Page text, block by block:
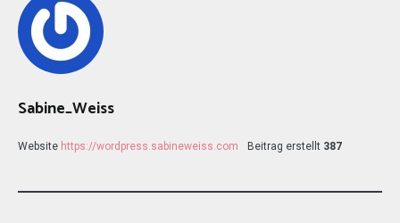
Sabine_Weiss
Website https://wordpress.sabineweiss.com Beitrag erstellt 387